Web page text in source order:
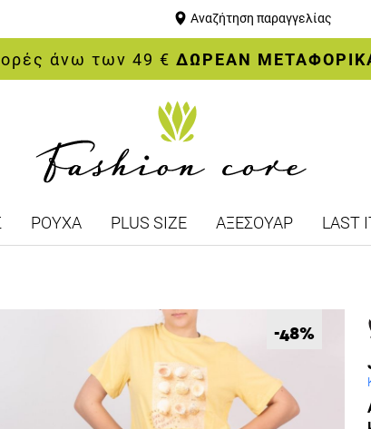
Αναζήτηση παραγγελίας
άνω των 49 € ΔΩΡΕΑΝ
ΡΟΥΧΑ PLUS SIZE ΑΞΕΣΟΥΑΡ LAST
-48%